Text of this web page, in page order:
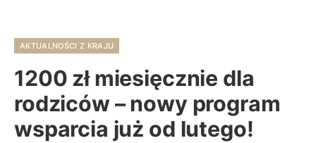
AKTUALNOŚCI Z KRAJU
1200 zł miesięcznie dla
rodziców – nowy program
wsparcia już od lutego!